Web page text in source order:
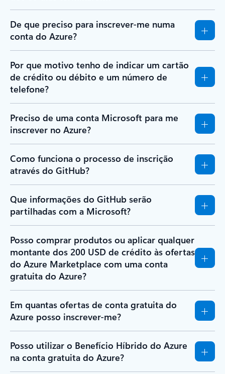
De que preciso para inscrever-me numa
conta do Azure?
Por que motivo tenho de indicar um cartão
de crédito ou débito e um número de
telefone?
Preciso de uma conta Microsoft para me
inscrever no Azure?
Como funciona o processo de inscrição
através do GitHub?
Que informações do GitHub serão
partilhadas com a Microsoft?
Posso comprar produtos ou aplicar qualquer
montante dos 200 USD de crédito às ofertas
do Azure Marketplace com uma conta
gratuita do Azure?
Em quantas ofertas de conta gratuita do
Azure posso inscrever-me?
Posso utilizar o Benefício Híbrido do Azure
na conta gratuita do Azure?